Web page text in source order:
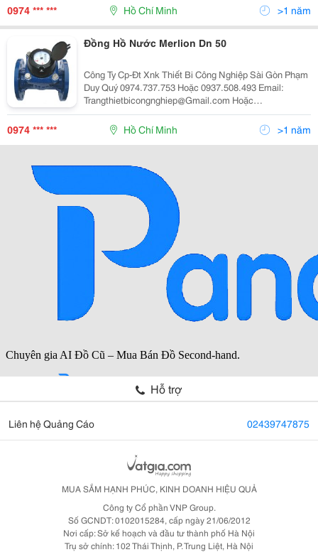
0974 *** *** Hồ Chí Minh >1 năm
Đồng Hồ Nước Merlion Dn 50
Công Ty Cp-Đt Xnk Thiết Bi Công Nghiệp Sài Gòn Phạm
Duy Quý 0974.737.753 Hoặc 0937.508.493 Email:
Trangthietbicongnghiep@Gmail.com Hoặc
Vandonghonuoc@Gmail.co M
0974 *** *** Hồ Chí Minh >1 năm
Hỗ trợ
Liên hệ Quảng Cáo 02439747875
MUA SẮM HẠNH PHÚC, KINH DOANH HIỆU QUẢ
Công ty Cổ phần VNP Group.
Số GCNDT: 0102015284, cấp ngày 21/06/2012
Nơi cấp: Sở kế hoạch và đầu tư thành phố Hà Nội
Trụ sở chính: 102 Thái Thịnh, P. Trung Liệt, Hà Nội